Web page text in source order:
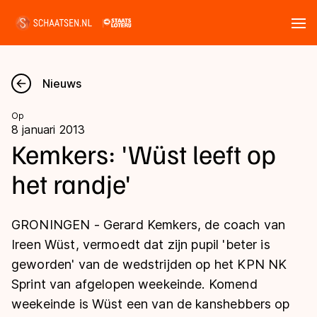
Nieuws
Kalender
Disciplines
Langebaan
Shorttrack
Inlineskaten
Uitslagen
Langebaan
Shorttrack
Marathon
Tijden & historie
Ranglijsten Langebaan
Nieuws
Op
8 januari 2013
Kemkers: 'Wüst leeft op
het randje'
GRONINGEN - Gerard Kemkers, de coach van
Ireen Wüst, vermoedt dat zijn pupil 'beter is
geworden' van de wedstrijden op het KPN NK
Sprint van afgelopen weekeinde. Komend
weekeinde is Wüst een van de kanshebbers op